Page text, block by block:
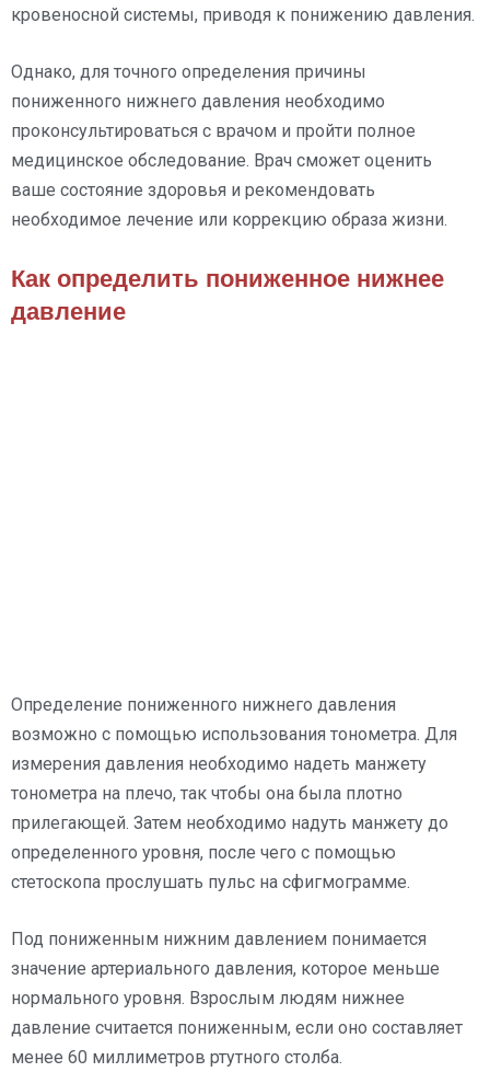
кровеносной системы, приводя к понижению давления.
Однако, для точного определения причины
пониженного нижнего давления необходимо
проконсультироваться с врачом и пройти полное
медицинское обследование. Врач сможет оценить
ваше состояние здоровья и рекомендовать
необходимое лечение или коррекцию образа жизни.
Как определить пониженное нижнее
давление
Определение пониженного нижнего давления
возможно с помощью использования тонометра. Для
измерения давления необходимо надеть манжету
тонометра на плечо, так чтобы она была плотно
прилегающей. Затем необходимо надуть манжету до
определенного уровня, после чего с помощью
стетоскопа прослушать пульс на сфигмограмме.
Под пониженным нижним давлением понимается
значение артериального давления, которое меньше
нормального уровня. Взрослым людям нижнее
давление считается пониженным, если оно составляет
менее 60 миллиметров ртутного столба.